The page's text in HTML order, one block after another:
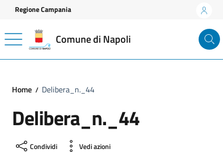
Vai ai contenuti
Vai al footer
Regione Campania
Comune di Napoli
Home Delibera_n._44
Delibera_n._44
Condividi Vedi azioni